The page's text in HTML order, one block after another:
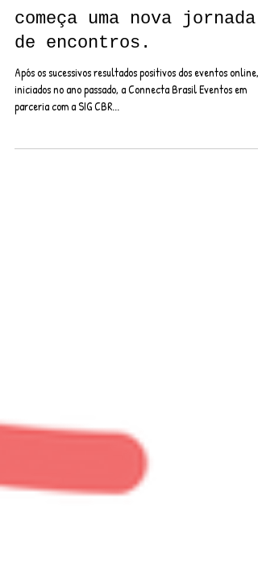
Connecta Brasil Online
Series: Dia 12 de Abril
de encontros.
Após os sucessivos resultados positivos dos eventos online,
parceria com a SIG CBR...